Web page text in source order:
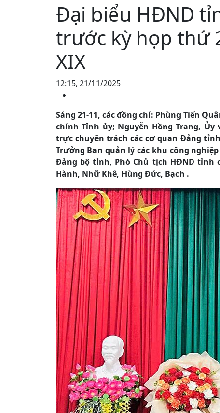
Đại biểu HĐND
trước kỳ họp thứ
XIX
12:15, 21/11/2025
Sáng 21-11, các đồng chí: Phùng Tiến
chính Tỉnh ủy; Nguyễn Hồng Trang,
trực chuyên trách các cơ quan Đảng
Trưởng Ban quản lý các khu công
Đảng bộ tỉnh, Phó Chủ tịch HĐND tỉnh
Hành, Nhữ Khê, Hùng Đức, Bạch .